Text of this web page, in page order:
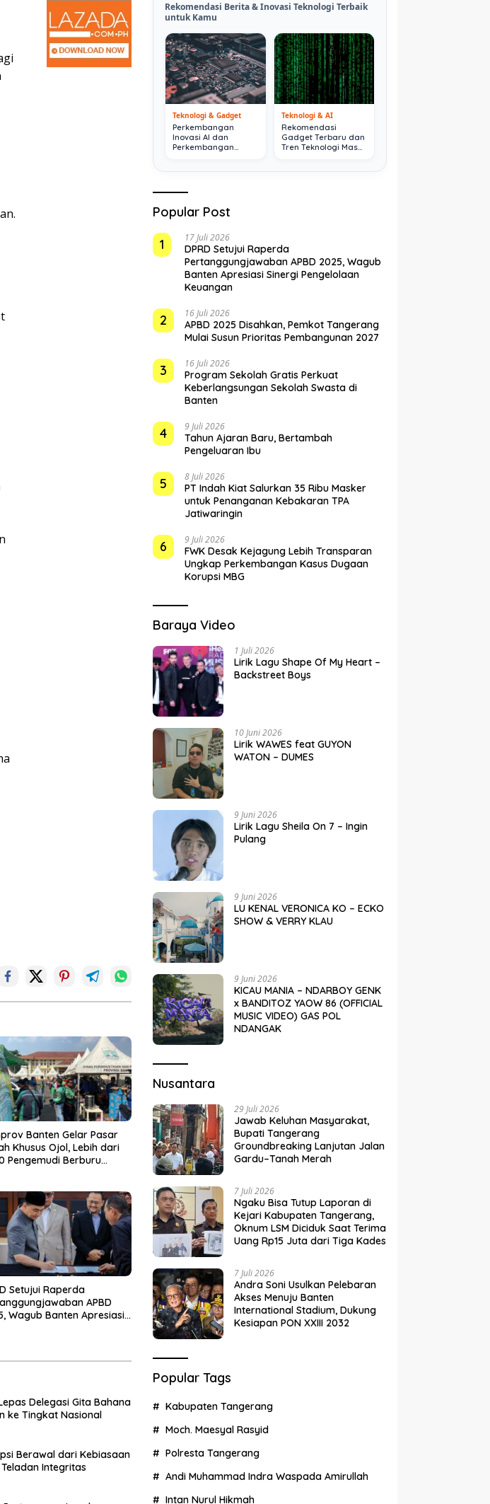
Banten Gelar Pasar
Khusus Ojol, Lebih dari
Pengemudi Berburu
Setujui Raperda
APBD
Wagub Banten Apresiasi
Delegasi Gita Bahana
ke Tingkat Nasional
Berawal dari Kebiasaan
Integritas
Rekomendasi Berita & Inovasi Teknologi Terbaik
untuk Kamu
Teknologi & Gadget
Perkembangan
Inovasi AI dan
Perkembangan
Teknologi & AI
Rekomendasi
Gadget Terbaru dan
Tren Teknologi Masa
Popular Post
1
17 Juli 2026
DPRD Setujui Raperda
Pertanggungjawaban APBD 2025, Wagub
Banten Apresiasi Sinergi Pengelolaan
Keuangan
2 16 Juli 2026
APBD 2025 Disahkan, Pemkot Tangerang
Mulai Susun Prioritas Pembangunan 2027
3 16 Juli 2026
Program Sekolah Gratis Perkuat
Keberlangsungan Sekolah Swasta di
Banten
4 9 Juli 2026
Tahun Ajaran Baru, Bertambah
Pengeluaran Ibu
5 8 Juli 2026
PT Indah Kiat Salurkan 35 Ribu Masker
untuk Penanganan Kebakaran TPA
Jatiwaringin
6 9 Juli 2026
FWK Desak Kejagung Lebih Transparan
Ungkap Perkembangan Kasus Dugaan
Korupsi MBG
Baraya Video
1 Juli 2026
Lirik Lagu Shape Of My Heart –
Backstreet Boys
10 Juni 2026
Lirik WAWES feat GUYON
WATON – DUMES
9 Juni 2026
Lirik Lagu Sheila On 7 – Ingin
Pulang
9 Juni 2026
LU KENAL VERONICA KO – ECKO
SHOW & VERRY KLAU
9 Juni 2026
KICAU MANIA – NDARBOY GENK
x BANDITOZ YAOW 86 (OFFICIAL
MUSIC VIDEO) GAS POL
NDANGAK
Nusantara
29 Juli 2026
Jawab Keluhan Masyarakat,
Bupati Tangerang
Groundbreaking Lanjutan Jalan
Gardu–Tanah Merah
7 Juli 2026
Ngaku Bisa Tutup Laporan di
Kejari Kabupaten Tangerang,
Oknum LSM Diciduk Saat Terima
Uang Rp15 Juta dari Tiga Kades
7 Juli 2026
Andra Soni Usulkan Pelebaran
Akses Menuju Banten
International Stadium, Dukung
Kesiapan PON XXIII 2032
Popular Tags
Kabupaten Tangerang
Moch. Maesyal Rasyid
Polresta Tangerang
Andi Muhammad Indra Waspada Amirullah
Intan Nurul Hikmah